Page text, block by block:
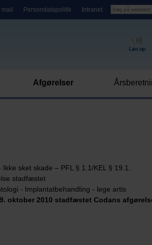
Persondatapolitik Intranet
Afgørelser
Ikke sket skade – PFL § 1.1/KEL § 19.1.
stadfæstet
- Implantatbehandling - lege artis
oktober 2010 stadfæstet Codans